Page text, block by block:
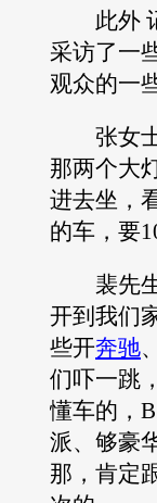
此外
采访了一
观众的一
张女士
那两个大
进去坐，
的车，要
裴先生
开到我们
些开奔驰
们吓一跳
懂车的，
派、够豪
那，肯定